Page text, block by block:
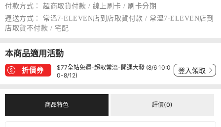
付款方式：
超商取貨付款 / 線上刷卡 / 刷卡分期
運送方式：
常溫7-ELEVEN店到店取貨付款 / 常溫7-ELEVEN店到
店取貨不付款 / 宅配
本商品適用活動
折價券
$77全站免運-超取常溫-開運大發 (8/6 10:0
0-8/12)
登入領取
商品特色 評價(0)